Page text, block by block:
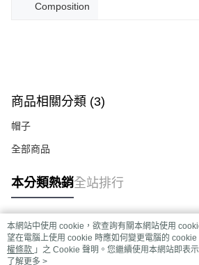
Composition
商品相關分類 (3)
帽子
全部商品
本分類熱銷全站排行
熱門標籤
本網站中使用 cookie，欲查詢有關本網站使用
望在電腦上使用 cookie 時應如何變更電腦的 cookie
權條款 」之 Cookie 聲明。您繼續使用本網站即表
用條款之 Cookie 聲明使用 cookie。
了解更多 >